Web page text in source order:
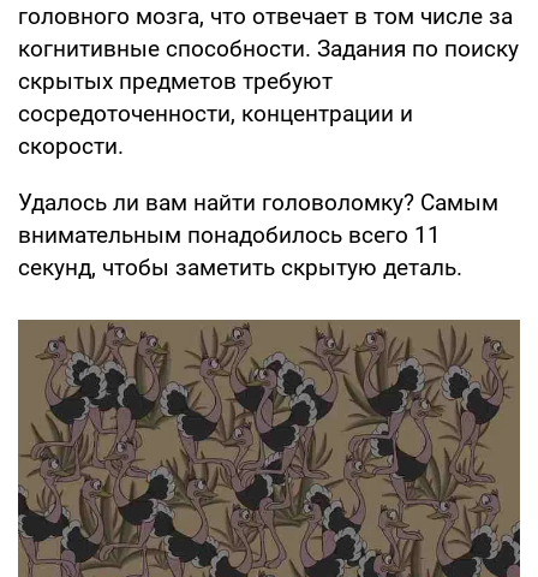
головного мозга, что отвечает в том числе за
когнитивные способности. Задания по поиску
скрытых предметов требуют
сосредоточенности, концентрации и
скорости.
Удалось ли вам найти головоломку? Самым
внимательным понадобилось всего 11
секунд, чтобы заметить скрытую деталь.